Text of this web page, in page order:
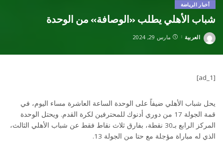
أخبار الرياضة
شباب الأهلي يطلب «الوصافة» من الوحدة
Posted
العربية مارس 29, 2024
[ad_1]
يحل شباب الأهلي ضيفاً على الوحدة الساعة العاشرة مساء اليوم، في
قمة الجولة 17 من دوري أدنوك للمحترفين لكرة القدم. ويحتل الوحدة
المركز الرابع بـ30 نقطة، بفارق ثلاث نقاط فقط عن شباب الأهلي الثالث،
الذي له مباراة مؤجلة مع حتا من الجولة 13.